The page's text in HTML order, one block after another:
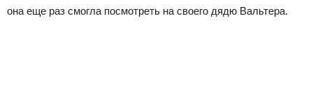
она еще раз смогла посмотреть на своего дядю Вальтера.